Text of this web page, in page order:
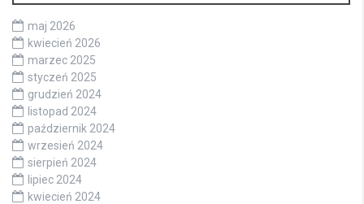
maj 2026
kwiecień 2026
marzec 2025
styczeń 2025
grudzień 2024
listopad 2024
październik 2024
wrzesień 2024
sierpień 2024
lipiec 2024
kwiecień 2024